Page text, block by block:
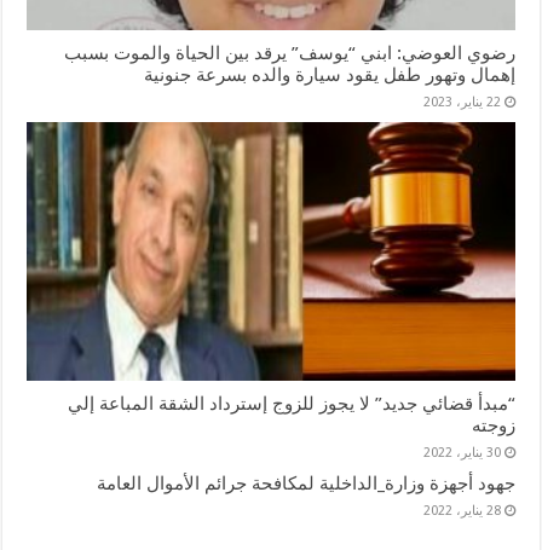
رضوي العوضي: ابني “يوسف” يرقد بين الحياة والموت بسبب
إهمال وتهور طفل يقود سيارة والده بسرعة جنونية
22 يناير، 2023
“مبدأ قضائي جديد” لا يجوز للزوج إسترداد الشقة المباعة إلي
زوجته
30 يناير، 2022
جهود أجهزة وزارة_الداخلية لمكافحة جرائم الأموال العامة
28 يناير، 2022